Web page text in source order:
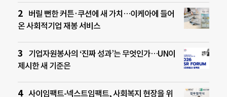
버릴 뻔한 커튼·쿠션에 새 가치…이케아에 들어
온 사회적기업 재봉 서비스
기업자원봉사의 ‘진짜 성과’는 무엇인가…UN이
제시한 새 기준은
사이임팩트-넥스트임팩트, 사회복지 현장을 위